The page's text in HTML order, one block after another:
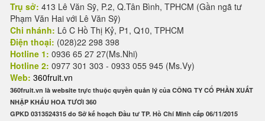
Trụ sở: 413 Lê Văn Sỹ, P.2, Q.Tân Bình, TPHCM (Gần ngã tư
Phạm Văn Hai với Lê Văn Sỹ)
Chi nhánh: Lô C Hồ Thị Kỷ, P1, Q10, TPHCM
Điện thoại: (028)22 298 398
Hotline 1: 0936 65 27 27(Ms.Nhi)
Hotline 2: 0977 301 303 - 0933 055 945 (Ms.Vy)
Web: 360fruit.vn
360fruit.vn là website trực thuộc quyền quản lý của CÔNG TY CỔ PHẦN XUẤT
NHẬP KHẨU HOA TƯƠI 360
GPKD 0313524315 do Sở kế hoạch Đầu tư TP. Hồ Chí Minh cấp 06/11/2015